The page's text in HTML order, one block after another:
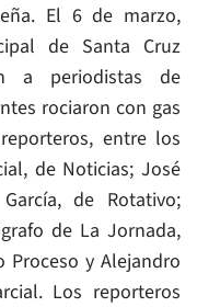
El 6 de marzo,
de Santa Cruz
a periodistas de
rociaron con gas
entre los
de Noticias; José
de Rotativo;
de La Jornada,
Proceso y Alejandro
Los reporteros